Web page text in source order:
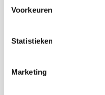
Voorkeuren
Statistieken
Marketing
AUG
11